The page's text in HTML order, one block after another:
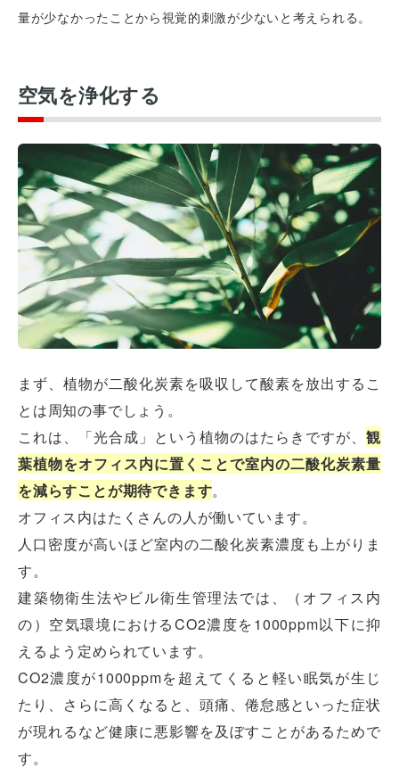
量が少なかったことから視覚的刺激が少ないと考えられる。
空気を浄化する
まず、植物が二酸化炭素を吸収して酸素を放出するこ
とは周知の事でしょう。
これは、「光合成」という植物のはたらきですが、観
葉植物をオフィス内に置くことで室内の二酸化炭素量
を減らすことが期待できます。
オフィス内はたくさんの人が働いています。
人口密度が高いほど室内の二酸化炭素濃度も上がりま
す。
建築物衛生法やビル衛生管理法では、（オフィス内
の）空気環境におけるCO2濃度を1000ppm以下に抑
えるよう定められています。
CO2濃度が1000ppmを超えてくると軽い眠気が生じ
たり、さらに高くなると、頭痛、倦怠感といった症状
が現れるなど健康に悪影響を及ぼすことがあるためで
す。